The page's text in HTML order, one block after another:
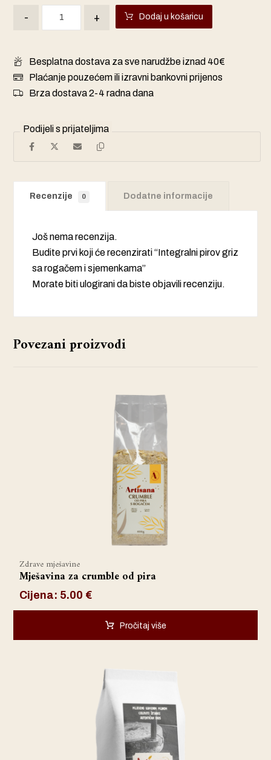
- + Dodaj u košaricu
Besplatna dostava za sve narudžbe iznad 40€
Plaćanje pouzećem ili izravni bankovni prijenos
Brza dostava 2-4 radna dana
Recenzije 0 Dodatne informacije
Još nema recenzija.
Budite prvi koji će recenzirati “Integralni pirov griz
sa rogačem i sjemenkama”
Morate bitiulogiranida biste objavili recenziju.
Povezani proizvodi
Mješavina za crumble od pira
Zdrave mješavine
Cijena: 5.00 €
Pročitaj više